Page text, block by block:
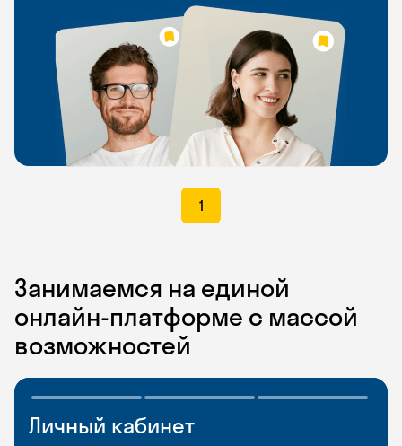
1
Занимаемся на единой
онлайн-платформе с массой
возможностей
Личный кабинет
Мобильное
Разговорные клубы